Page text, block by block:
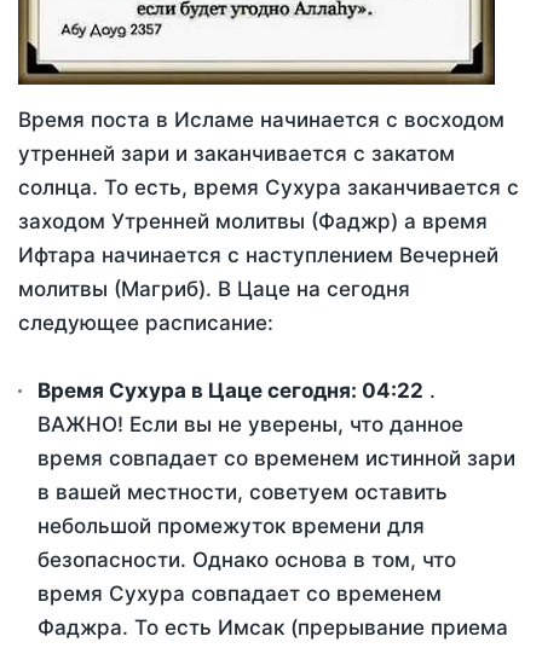
Время поста в Исламе начинается с восходом
утренней зари и заканчивается с закатом
солнца. То есть, время Сухура заканчивается с
заходом Утренней молитвы (Фаджр) а время
Ифтара начинается с наступлением Вечерней
молитвы (Магриб). В Цаце на сегодня
следующее расписание:
Время Сухура в Цаце сегодня: 04:22 .
ВАЖНО! Если вы не уверены, что данное
время совпадает со временем истинной зари
в вашей местности, советуем оставить
небольшой промежуток времени для
безопасности. Однако основа в том, что
время Сухура совпадает со временем
Фаджра. То есть Имсак (прерывание приема